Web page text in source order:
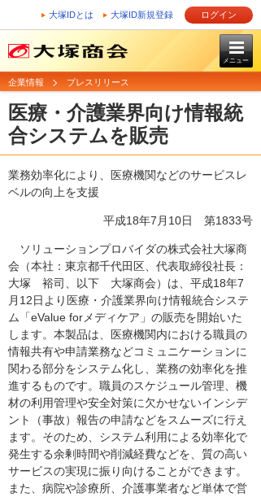
大塚IDとは 大塚ID新規登録 ログイン
メニュー
企業情報 プレスリリース
医療・介護業界向け情報統
合システムを販売
業務効率化により、医療機関などのサービスレ
ベルの向上を支援
平成18年7月10日 第1833号
ソリューションプロバイダの株式会社大塚商
会（本社：東京都千代田区、代表取締役社長：
大塚 裕司、以下 大塚商会）は、平成18年7
月12日より医療・介護業界向け情報統合システ
ム「eValue forメディケア」の販売を開始いた
します。本製品は、医療機関内における職員の
情報共有や申請業務などコミュニケーションに
関わる部分をシステム化し、業務の効率化を推
進するものです。職員のスケジュール管理、機
材の利用管理や安全対策に欠かせないインシデ
ント（事故）報告の申請などをスムーズに行え
ます。そのため、システム利用による効率化で
発生する余剰時間や削減経費などを、質の高い
サービスの実現に振り向けることができます。
また、病院や診療所、介護事業者など単体で営